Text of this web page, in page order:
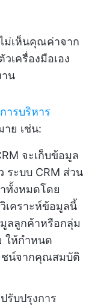
ม่เห็นคุณค่าจาก
เครื่องมือเอง
าน
ารบริหาร
ย เช่น:
จะเก็บข้อมูล
ระบบ CRM ส่วน
ทั้งหมดโดย
เคราะห์ข้อมูลนี้
ลลูกค้าหรือกลุ่ม
ให้กำหนด
ชน์จากคุณสมบัติ
รับปรุงการ